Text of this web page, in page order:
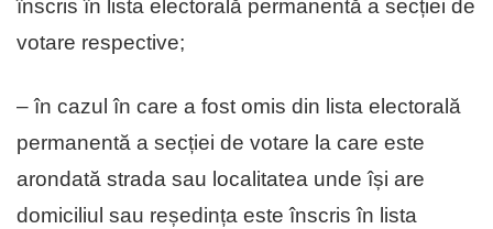
înscris în lista electorală permanentă a secției de
votare respective;
– în cazul în care a fost omis din lista electorală
permanentă a secției de votare la care este
arondată strada sau localitatea unde își are
domiciliul sau reședința este înscris în lista